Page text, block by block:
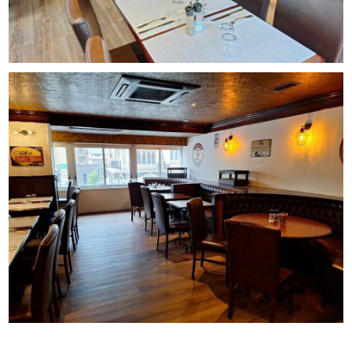
completSalle de restauration et espace bar
L'avis : Affaire idéale pour un professionnel de la
restauration souhaitant s'implanter dans un emplacement
stratégique du centre-ville de Chambéry.
Dossier et informations complémentaires sur demande
après premier échange.Pour tout renseignement au sujet
de cette affaire contactez Corinne REY [Coordonnées
masquées] responsable de cette affaire, elle saura vous
écouter, vous conseiller et vous accompagner de A à Z
dans votre projet.
Desserte en transports :
Gare à 2 min à pied
Bus